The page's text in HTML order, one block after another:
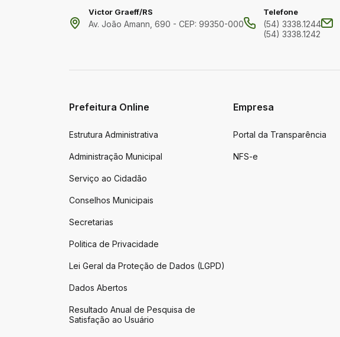
Victor Graeff/RS
Av. João Amann, 690 - CEP: 99350-000
Telefone
(54) 3338.1244
(54) 3338.1242
Prefeitura Online
Estrutura Administrativa
Administração Municipal
Serviço ao Cidadão
Conselhos Municipais
Secretarias
Politica de Privacidade
Lei Geral da Proteção de Dados (LGPD)
Dados Abertos
Resultado Anual de Pesquisa de
Satisfação ao Usuário
Empresa
Portal da Transparência
NFS-e